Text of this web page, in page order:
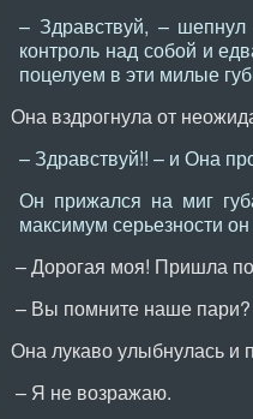
– Здравствуй, –
контроль над собой и
поцелуем в эти милые
Она вздрогнула от
– Здравствуй!! – и Она
Он прижался на миг
максимум серьезности
– Дорогая моя! Пришла
– Вы помните наше пари?
Она лукаво улыбнулась и
– Я не возражаю.